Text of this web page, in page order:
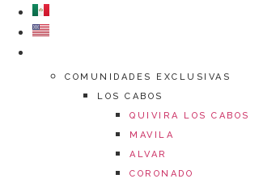
contenido
COMUNIDADES EXCLUSIVAS
LOS CABOS
QUIVIRA LOS CABOS
MAVILA
ALVAR
CORONADO